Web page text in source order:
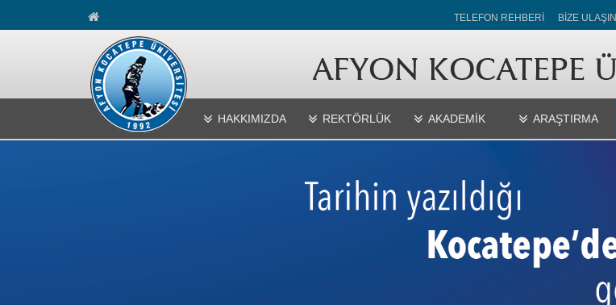
TELEFON REHBERİ BİZE ULAŞIN
HAKKIMIZDA REKTÖRLÜK AKADEMİK ARAŞTIRMA